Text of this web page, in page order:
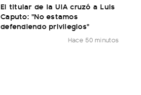
El titular de la UIA cruzó a Luis
Caputo: "No estamos
defendiendo privilegios"
Hace 50 minutos